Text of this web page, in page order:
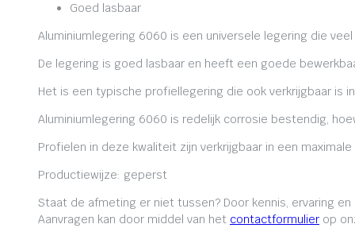
Goed lasbaar
Aluminiumlegering 6060 is een universele legering die
De legering is goed lasbaar en heeft een goede
Het is een typische profiellegering die ook verkrijgbaar is
Aluminiumlegering 6060 is redelijk corrosie bestendig,
Profielen in deze kwaliteit zijn verkrijgbaar in een
Productiewijze: geperst
Staat de afmeting er niet tussen? Door kennis, ervaring
Aanvragen kan door middel van het contactformulier op